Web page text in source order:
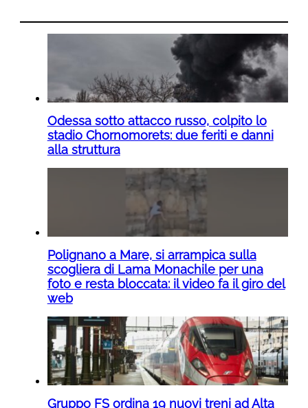
Odessa sotto attacco russo, colpito lo
stadio Chornomorets: due feriti e danni
alla struttura
Polignano a Mare, si arrampica sulla
scogliera di Lama Monachile per una
foto e resta bloccata: il video fa il giro del
web
Gruppo FS ordina 19 nuovi treni ad Alta